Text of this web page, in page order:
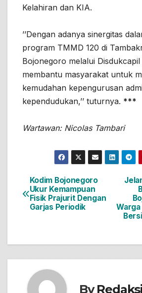
Kelahiran dan KIA.
’’Dengan adanya sinergitas
program TMMD 120 di
Bojonegoro melalui Disdukcapil
membantu masyarakat untuk
kemudahan kepengurusan
kependudukan,’’ tuturnya. ***
Wartawan: Nicolas Tambari
Navigasi
pos
Kodim Bojonegoro
Ukur Kemampuan
Fisik Prajurit Dengan
Garjas Periodik
By